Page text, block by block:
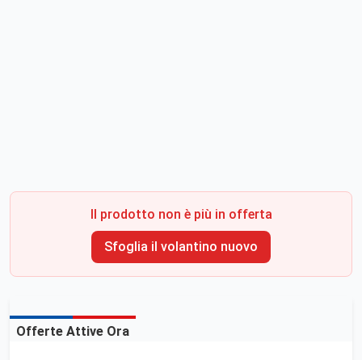
Il prodotto non è più in offerta
Sfoglia il volantino nuovo
Offerte Attive Ora